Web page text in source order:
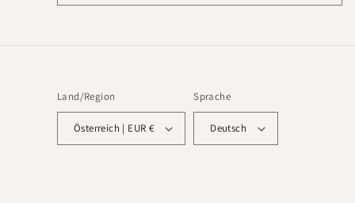
Land/Region
Österreich | EUR €
Sprache
Deutsch